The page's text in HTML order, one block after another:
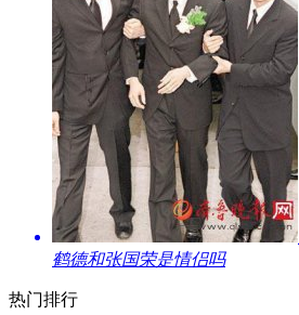
鹤德和张国荣是情侣吗
热门排行